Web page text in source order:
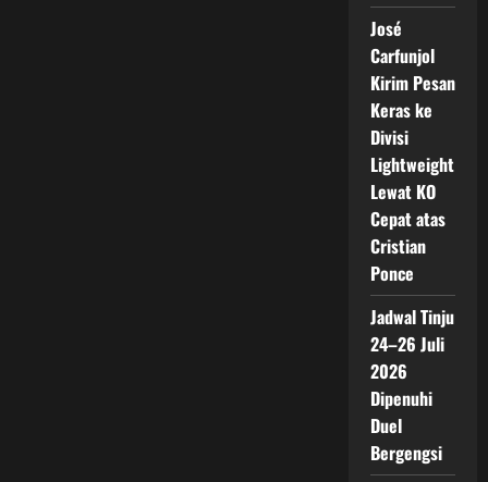
José
Carfunjol
Kirim Pesan
Keras ke
Divisi
Lightweight
Lewat KO
Cepat atas
Cristian
Ponce
Jadwal Tinju
24–26 Juli
2026
Dipenuhi
Duel
Bergengsi